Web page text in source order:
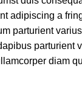
adipiscing a
parturient
parturient
diam